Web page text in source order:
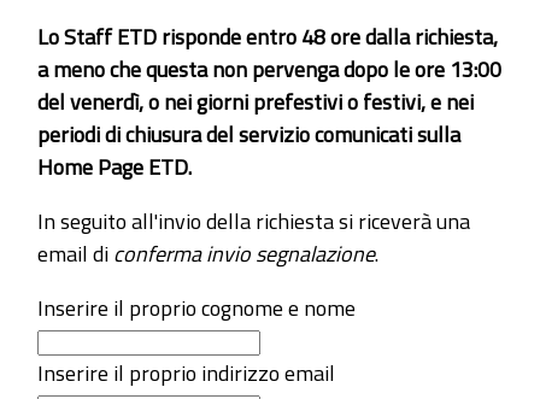
Lo Staff ETD risponde entro 48 ore dalla richiesta,
a meno che questa non pervenga dopo le ore 13:00
del venerdì, o nei giorni prefestivi o festivi, e nei
periodi di chiusura del servizio comunicati sulla
Home Page ETD.
In seguito all'invio della richiesta si riceverà una
email diconferma invio segnalazione.
Inserire il proprio cognome e nome
Inserire il proprio indirizzo email